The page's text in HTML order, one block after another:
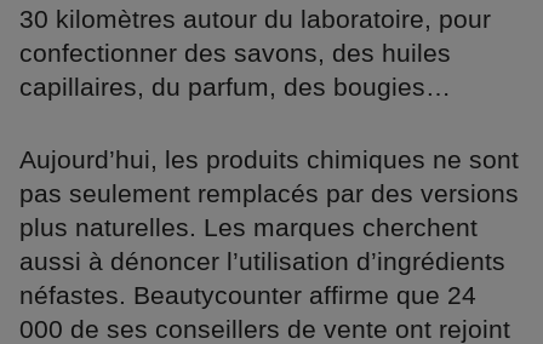
30 kilomètres autour du laboratoire, pour
confectionner des savons, des huiles
capillaires, du parfum, des bougies…
Aujourd’hui, les produits chimiques ne sont
pas seulement remplacés par des versions
plus naturelles. Les marques cherchent
aussi à dénoncer l’utilisation d’ingrédients
néfastes. Beautycounter affirme que 24
000 de ses conseillers de vente ont rejoint